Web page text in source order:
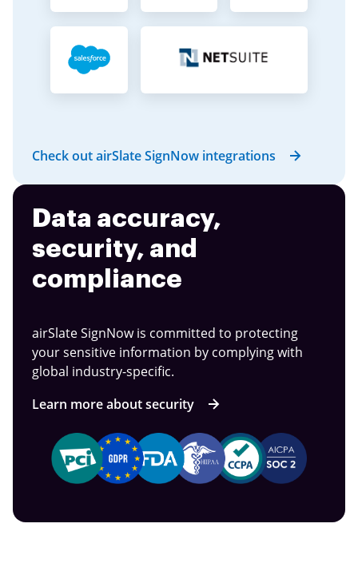
Check out airSlate SignNow integrations
Data accuracy,
security, and
compliance
airSlate SignNow is committed to protecting
your sensitive information by complying with
global industry-specific.
Learn more about security